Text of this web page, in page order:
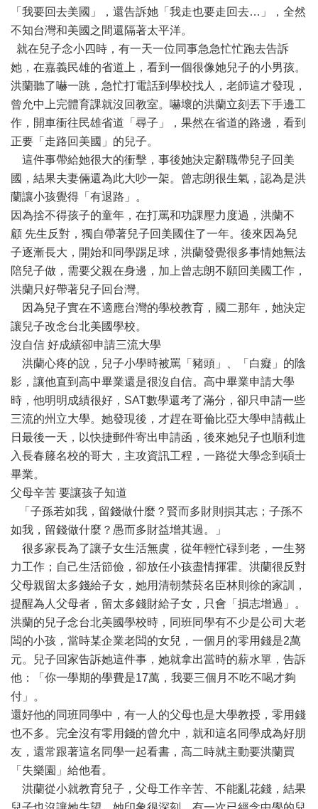
「我要回去美國」，還告訴她「我走也要走回去…」，全然
不知台灣和美國之間還隔著太平洋。
就在兒子念小四時，有一天一位同事急急忙忙跑去告訴
她，在嘉義民雄的省道上，看到一個很像她兒子的小男孩。
洪蘭聽了嚇一跳，急忙打電話到學校找人，老師這才發現，
曾允中上完體育課就沒回教室。嚇壞的洪蘭立刻丟下手邊工
作，開車衝往民雄省道「尋子」，果然在省道的路邊，看到
正要「走路回美國」的兒子。
這件事帶給她很大的衝擊，事後她決定辭職帶兒子回美
國，結果夫妻倆還為此大吵一架。曾志朗很生氣，認為是洪
蘭讓小孩覺得「有退路」。
因為捨不得孩子的童年，在打罵和功課壓力度過，洪蘭不
顧 先生反對，獨自帶著兒子回美國住了一年。後來因為兒
子逐漸長大，開始和同學踢足球，洪蘭發覺很多事情她無法
陪兒子做，需要父親在身邊，加上曾志朗不願回美國工作，
洪蘭只好帶著兒子回台灣。
因為兒子實在不適應台灣的學校教育，國二那年，她決定
讓兒子改念台北美國學校。
沒自信 好成績卻申請三流大學
洪蘭心疼的說，兒子小學時被罵「豬頭」、「白癡」的陰
影，讓他直到高中畢業還是很沒自信。高中畢業申請大學
時，他明明成績很好，SAT數學還考了滿分，卻只申請一些
三流的州立大學。她發現後，才趕在哥倫比亞大學申請截止
日最後一天，以快捷郵件寄出申請函，後來她兒子也順利進
入長春籐名校的哥大，主攻資訊工程，一路從大學念到碩士
畢業。
父母辛苦 要讓孩子知道
「子孫若如我，留錢做什麼？賢而多財則損其志；子孫不
如我，留錢做什麼？愚而多財益增其過。」
很多家長為了讓子女生活無虞，從年輕忙碌到老，一生努
力工作；自己生活節儉，卻放任小孩盡情揮霍。洪蘭很反對
父母親留太多錢給子女，她用清朝禁菸名臣林則徐的家訓，
提醒為人父母者，留太多錢財給子女，只會「損志增過」。
洪蘭的兒子念台北美國學校時，同班同學有不少是公司大老
闆的小孩，當時某企業老闆的女兒，一個月的零用錢是2萬
元。兒子回家告訴她這件事，她就拿出當時的薪水單，告訴
他：「你一學期的學費是17萬，我要三個月不吃不喝才夠
付」。
還好他的同班同學中，有一人的父母也是大學教授，零用錢
也不多。完全沒有零用錢的曾允中，就和這名同學成為好朋
友，還常跟著這名同學一起看書，高二時就主動要洪蘭買
「失樂園」給他看。
洪蘭從小就教育兒子，父母工作辛苦、不能亂花錢，結果